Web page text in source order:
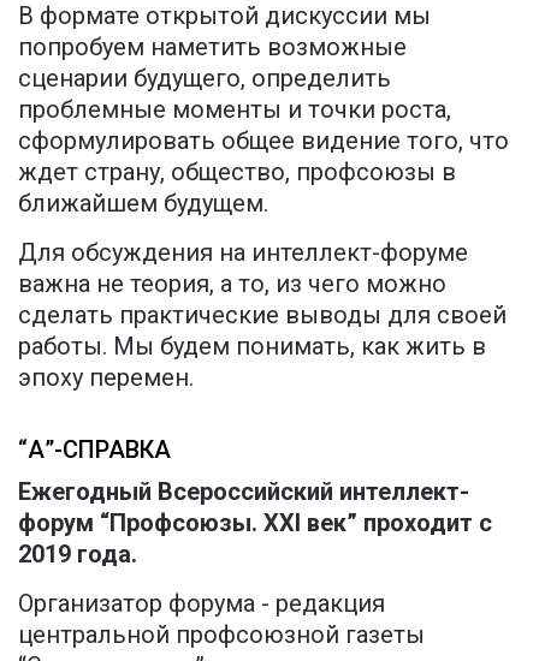
В формате открытой дискуссии мы
попробуем наметить возможные
сценарии будущего, определить
проблемные моменты и точки роста,
сформулировать общее видение того, что
ждет страну, общество, профсоюзы в
ближайшем будущем.
Для обсуждения на интеллект-форуме
важна не теория, а то, из чего можно
сделать практические выводы для своей
работы. Мы будем понимать, как жить в
эпоху перемен.
“А”-СПРАВКА
Ежегодный Всероссийский интеллект-
форум “Профсоюзы. XXI век” проходит с
2019 года.
Организатор форума - редакция
центральной профсоюзной газеты